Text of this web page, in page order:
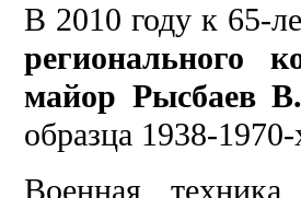
В 2010 году к 65-
регионального
майор Рысбаев
образца 1938-1970-